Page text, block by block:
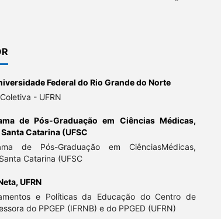
Federal do Rio Grande do Norte
- UFRN
de Pós-Graduação em Ciências Médicas,
Catarina (UFSC
de Pós-Graduação em CiênciasMédicas,
Catarina (UFSC
UFRN
e Políticas da Educação do Centro de
do PPGEP (IFRNB) e do PPGED (UFRN)